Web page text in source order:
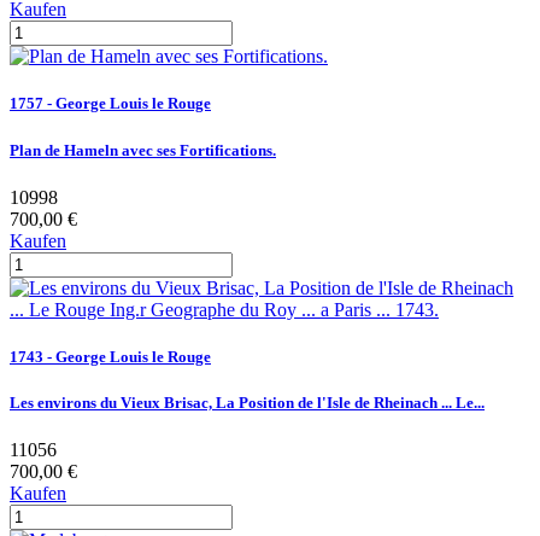
Kaufen
1757 - George Louis le Rouge
Plan de Hameln avec ses Fortifications.
10998
700,00 €
Kaufen
1743 - George Louis le Rouge
Les environs du Vieux Brisac, La Position de l'Isle de Rheinach ... Le...
11056
700,00 €
Kaufen